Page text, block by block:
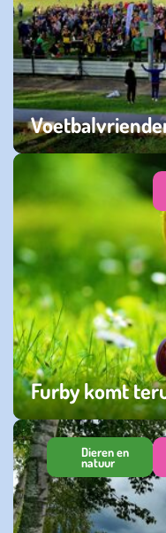
maandag 23 oktober
Furby komt
zondag 23 juli 2023
Dieren en
natuur